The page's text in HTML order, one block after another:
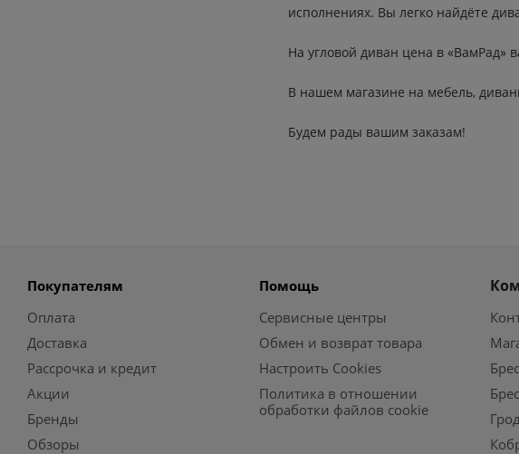
исполнениях. Вы легко найдёте
На угловой диван цена в «ВамРад»
В нашем магазине на мебель,
Будем рады вашим заказам!
Покупателям
Оплата
Доставка
Рассрочка и кредит
Акции
Бренды
Обзоры
Помощь
Сервисные центры
Обмен и возврат товара
Настроить Cookies
Политика в отношении
обработки файлов cookie